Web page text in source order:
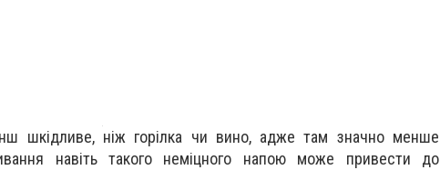
шкідливе, ніж горілка чи вино, адже там значно менше
навіть такого неміцного напою може привести до